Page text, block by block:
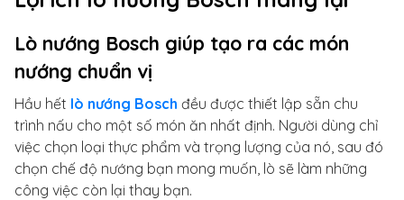
Lò nướng Bosch giúp tạo ra các món
nướng chuẩn vị
Hầu hết lò nướng Bosch đều được thiết lập sẵn chu
trình nấu cho một số món ăn nhất định. Người dùng chỉ
việc chọn loại thực phẩm và trọng lượng của nó, sau đó
chọn chế độ nướng bạn mong muốn, lò sẽ làm những
công việc còn lại thay bạn.